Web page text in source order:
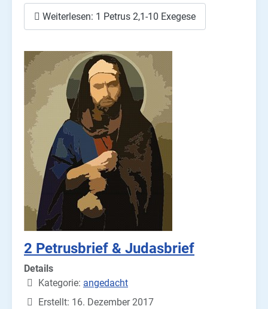
Weiterlesen: 1 Petrus 2,1-10 Exegese
2 Petrusbrief & Judasbrief
Details
Kategorie: angedacht
Erstellt: 16. Dezember 2017